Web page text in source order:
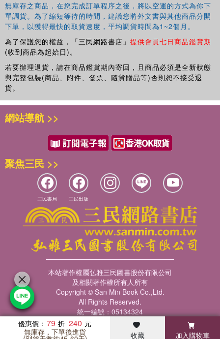
無庫存之商品，在您完成訂單程序之後，將以空運的方式為你下
單調貨。為了縮短等待的時間，建議您將外文書與其他商品分開
下單，以獲得最快的取貨速度，平均調貨時間為1~2個月。
為了保護您的權益，「三民網路書店」 提供會員七日商品鑑賞期
(收到商品為起始日)。
若要辦理退貨，請在商品鑑賞期內寄回，且商品必須是全新狀態
與完整包裝(商品、附件、發票、隨貨贈品等)否則恕不接受退
貨。
優惠價： 79 240
無庫存，下單後進貨 收藏 加入購物車
暢銷榜 客服中心 瀏覽紀錄 會員專區
網站導航 >>
聚焦三民 >>
三民書局 三民出版
本站著作權屬弘雅三民圖書股份有限公司
及相關著作權所有人所有
Copyright © San Min Book Co.,Ltd.
All Rights Reserved.
統一編號：05134324